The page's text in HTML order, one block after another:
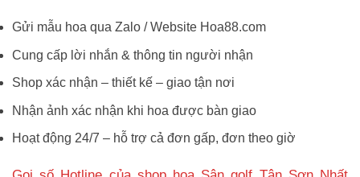
Gửi mẫu hoa qua Zalo / Website Hoa88.com
Cung cấp lời nhắn & thông tin người nhận
Shop xác nhận – thiết kế – giao tận nơi
Nhận ảnh xác nhận khi hoa được bàn giao
Hoạt động 24/7 – hỗ trợ cả đơn gấp, đơn theo giờ